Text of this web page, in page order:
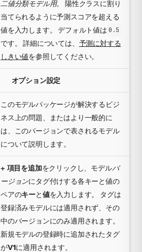
二値分類モデル用。 陽性クラスに割り
当てられるように予測スコアを超える
値を入力します。 デフォルト値は 0.5
です。 詳細については、 予測に対する
しきい値を参照してください。
オプション設定
このモデルパッケージが解決するビジ
ネス上の問題、またはより一般的に
は、このバージョンで表されるモデル
について説明します。
+ 項目を追加をクリックし、モデルバ
ージョンにタグ付けする各キーと値の
ペアのキーと値を入力します。 タグは
登録済みモデルには適用されず、その
中のバージョンにのみ適用されます。
新規モデルの登録時に追加されたタグ
がV1に適用されます。